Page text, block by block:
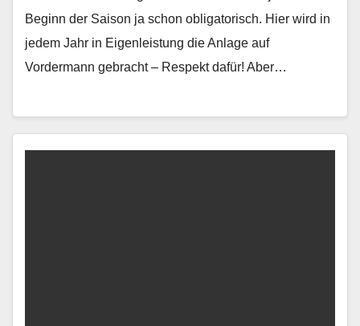
Beginn der Saison ja schon obligatorisch. Hier wird in
jedem Jahr in Eigenleistung die Anlage auf
Vordermann gebracht – Respekt dafür! Aber…